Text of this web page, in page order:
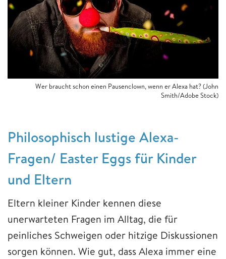
Wer braucht schon einen Pausenclown, wenn er Alexa hat? (John
Smith/Adobe Stock)
Philosophisch lustige Alexa-
Fragen/ Easter Eggs für Kinder
und Eltern
Eltern kleiner Kinder kennen diese
unerwarteten Fragen im Alltag, die für
peinliches Schweigen oder hitzige Diskussionen
sorgen können. Wie gut, dass Alexa immer eine